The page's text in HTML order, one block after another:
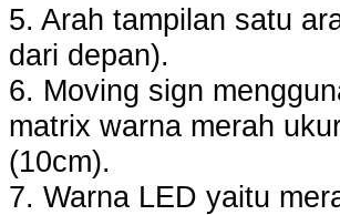
5. Arah tampilan satu
dari depan).
6. Moving sign
matrix warna merah
(10cm).
7. Warna LED yaitu